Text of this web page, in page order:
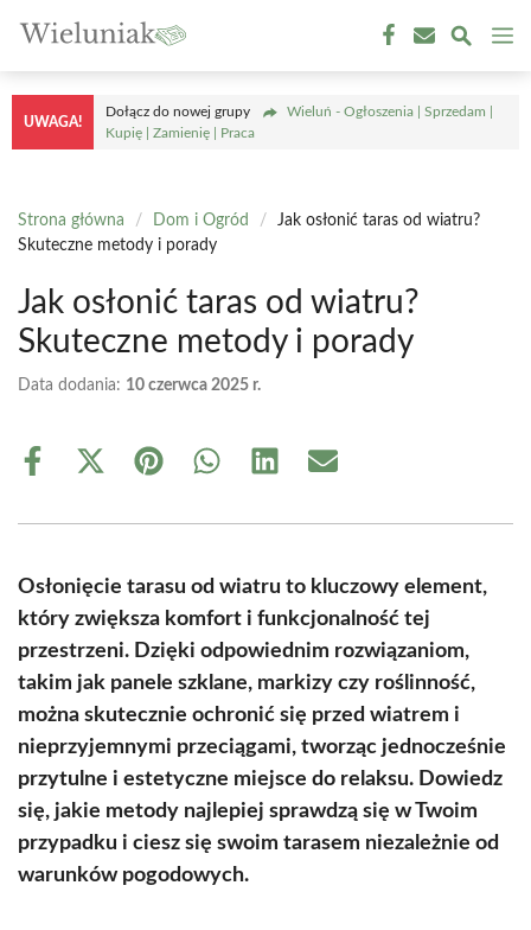
treści
UWAGA!
Dołącz do nowej grupy
Wieluń - Ogłoszenia | Sprzedam |
Kupię | Zamienię | Praca
Strona główna / Dom i Ogród /
Jak osłonić taras od wiatru?
Skuteczne metody i porady
Jak osłonić taras od wiatru?
Skuteczne metody i porady
Data dodania: 10 czerwca 2025 r.
Share
Share
(Twitter)
Share Share Share Share
Osłonięcie tarasu od wiatru to kluczowy element,
który zwiększa komfort i funkcjonalność tej
przestrzeni. Dzięki odpowiednim rozwiązaniom,
takim jak panele szklane, markizy czy roślinność,
można skutecznie ochronić się przed wiatrem i
nieprzyjemnymi przeciągami, tworząc jednocześnie
przytulne i estetyczne miejsce do relaksu. Dowiedz
się, jakie metody najlepiej sprawdzą się w Twoim
przypadku i ciesz się swoim tarasem niezależnie od
warunków pogodowych.